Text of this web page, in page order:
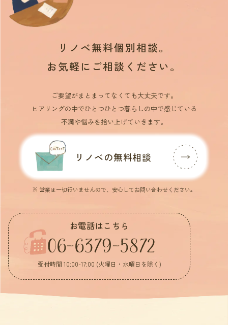
リノベ無料個別相談。
お気軽にご相談ください。
ご要望がまとまってなくても大丈夫です。
ヒアリングの中でひとつひとつ暮らしの中で感じている
不満や悩みを拾い上げていきます。
リノベの無料相談
※ 営業は一切行いませんので、安心してお問い合わせください。
お電話はこちら
06-6379-5872
受付時間 10:00-17:00 (火曜日・水曜日を除く)